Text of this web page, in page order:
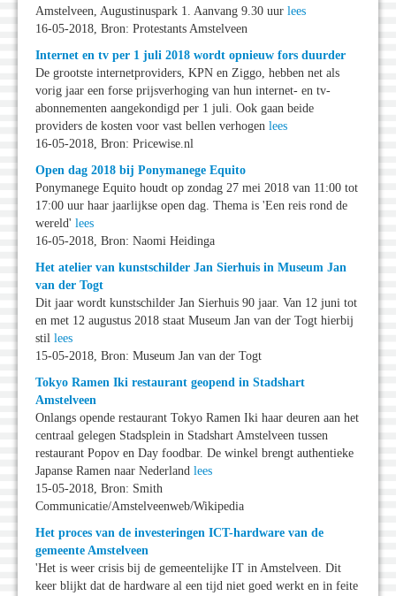
Amstelveen, Augustinuspark 1. Aanvang 9.30 uur lees
16-05-2018, Bron: Protestants Amstelveen
Internet en tv per 1 juli 2018 wordt opnieuw fors duurder
De grootste internetproviders, KPN en Ziggo, hebben net als
vorig jaar een forse prijsverhoging van hun internet- en tv-
abonnementen aangekondigd per 1 juli. Ook gaan beide
providers de kosten voor vast bellen verhogen lees
16-05-2018, Bron: Pricewise.nl
Open dag 2018 bij Ponymanege Equito
Ponymanege Equito houdt op zondag 27 mei 2018 van 11:00 tot
17:00 uur haar jaarlijkse open dag. Thema is 'Een reis rond de
wereld' lees
16-05-2018, Bron: Naomi Heidinga
Het atelier van kunstschilder Jan Sierhuis in Museum Jan
van der Togt
Dit jaar wordt kunstschilder Jan Sierhuis 90 jaar. Van 12 juni tot
en met 12 augustus 2018 staat Museum Jan van der Togt hierbij
stil lees
15-05-2018, Bron: Museum Jan van der Togt
Tokyo Ramen Iki restaurant geopend in Stadshart
Amstelveen
Onlangs opende restaurant Tokyo Ramen Iki haar deuren aan het
centraal gelegen Stadsplein in Stadshart Amstelveen tussen
restaurant Popov en Day foodbar. De winkel brengt authentieke
Japanse Ramen naar Nederland lees
15-05-2018, Bron: Smith
Communicatie/Amstelveenweb/Wikipedia
Het proces van de investeringen ICT-hardware van de
gemeente Amstelveen
'Het is weer crisis bij de gemeentelijke IT in Amstelveen. Dit
keer blijkt dat de hardware al een tijd niet goed werkt en in feite